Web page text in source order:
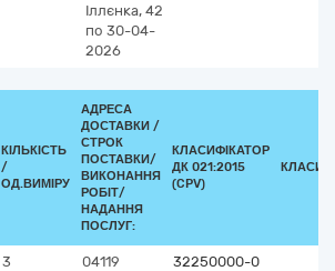
Іллєнка, 42
по 30-04-
2026
КІЛЬКІСТЬ
/
ОД.ВИМІРУ
АДРЕСА
ДОСТАВКИ /
СТРОК
ПОСТАВКИ/
ВИКОНАННЯ
РОБІТ/
НАДАННЯ
ПОСЛУГ:
КЛАСИФІКАТОР
ДК 021:2015
(CPV)
3
04119
32250000-0